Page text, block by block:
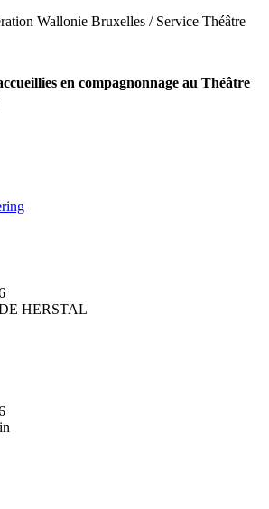
Wallonie Bruxelles / Service Théâtre
en compagnonnage au Théâtre
HERSTAL